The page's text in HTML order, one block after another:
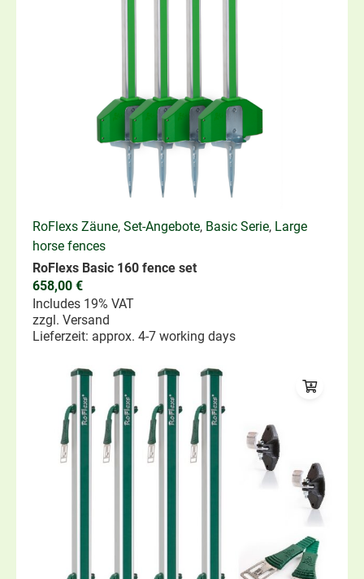
RoFlexs Zäune, Set-Angebote, Basic Serie, Large
horse fences
RoFlexs Basic 160 fence set
658,00 €
Includes 19% VAT
zzgl. Versand
Lieferzeit: approx. 4-7 working days